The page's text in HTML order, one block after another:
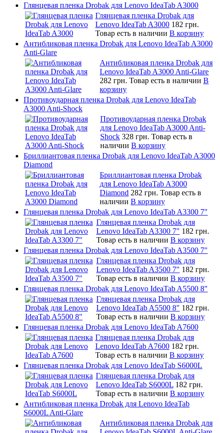
Глянцевая пленка Drobak для Lenovo IdeaTab A3000
Глянцевая пленка Drobak для
Lenovo IdeaTab A3000 182 грн.
Товар есть в наличии В корзину
Антибликовая пленка Drobak для Lenovo IdeaTab A3000
Anti-Glare
Антибликовая пленка Drobak для
Lenovo IdeaTab A3000 Anti-Glare
282 грн. Товар есть в наличии В
корзину
Противоударная пленка Drobak для Lenovo IdeaTab
A3000 Anti-Shock
Противоударная пленка Drobak
для Lenovo IdeaTab A3000 Anti-
Shock 328 грн. Товар есть в
наличии В корзину
Бриллиантовая пленка Drobak для Lenovo IdeaTab A3000
Diamond
Бриллиантовая пленка Drobak
для Lenovo IdeaTab A3000
Diamond 282 грн. Товар есть в
наличии В корзину
Глянцевая пленка Drobak для Lenovo IdeaTab A3300 7"
Глянцевая пленка Drobak для
Lenovo IdeaTab A3300 7" 182 грн.
Товар есть в наличии В корзину
Глянцевая пленка Drobak для Lenovo IdeaTab A3500 7"
Глянцевая пленка Drobak для
Lenovo IdeaTab A3500 7" 182 грн.
Товар есть в наличии В корзину
Глянцевая пленка Drobak для Lenovo IdeaTab A5500 8"
Глянцевая пленка Drobak для
Lenovo IdeaTab A5500 8" 182 грн.
Товар есть в наличии В корзину
Глянцевая пленка Drobak для Lenovo IdeaTab A7600
Глянцевая пленка Drobak для
Lenovo IdeaTab A7600 182 грн.
Товар есть в наличии В корзину
Глянцевая пленка Drobak для Lenovo IdeaTab S6000L
Глянцевая пленка Drobak для
Lenovo IdeaTab S6000L 182 грн.
Товар есть в наличии В корзину
Антибликовая пленка Drobak для Lenovo IdeaTab
S6000L Anti-Glare
Антибликовая пленка Drobak для